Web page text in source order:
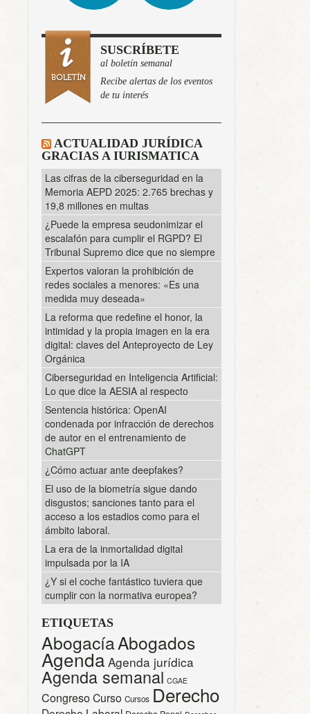
SUSCRÍBETE
al boletín semanal
Recibe alertas de los eventos
de tu interés
ACTUALIDAD JURÍDICA
GRACIAS A IURISMATICA
Las cifras de la ciberseguridad en la
Memoria AEPD 2025: 2.765 brechas y
19,8 millones en multas
¿Puede la empresa seudonimizar el
escalafón para cumplir el RGPD? El
Tribunal Supremo dice que no siempre
Expertos valoran la prohibición de
redes sociales a menores: «Es una
medida muy deseada»
La reforma que redefine el honor, la
intimidad y la propia imagen en la era
digital: claves del Anteproyecto de Ley
Orgánica
Ciberseguridad en Inteligencia Artificial:
Lo que dice la AESIA al respecto
Sentencia histórica: OpenAI
condenada por infracción de derechos
de autor en el entrenamiento de
ChatGPT
¿Cómo actuar ante deepfakes?
El uso de la biometría sigue dando
disgustos; sanciones tanto para el
acceso a los estadios como para el
ámbito laboral.
La era de la inmortalidad digital
impulsada por la IA
¿Y si el coche fantástico tuviera que
cumplir con la normativa europea?
ETIQUETAS
AbogacíaAbogados
Agenda Agenda jurídica
Agenda semanal CGAE
CongresoCurso Cursos Derecho